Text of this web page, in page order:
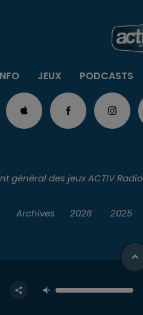
JEUX PODCASTS
général des jeux ACTIV Radio
Archives 2026 2025